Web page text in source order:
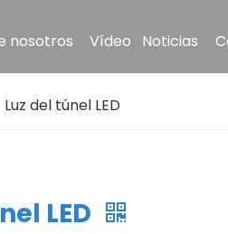
nosotros Vídeo Noticias
Luz del túnel LED
LED